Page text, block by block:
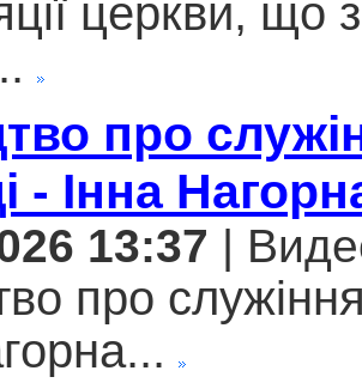
церкви, що
про
- Інна
13:37 |
про